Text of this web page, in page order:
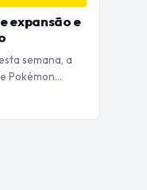
expansão e
semana, a
Pokémon…